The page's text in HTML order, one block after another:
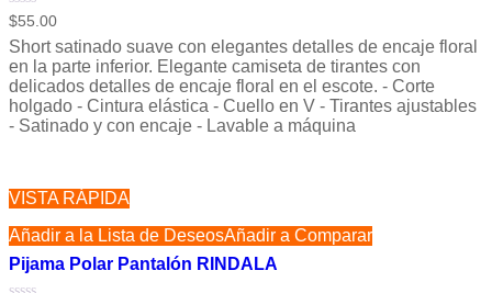
Valorado
0
de
5
$55.00
Short satinado suave con elegantes detalles de encaje floral
en la parte inferior. Elegante camiseta de tirantes con
delicados detalles de encaje floral en el escote. - Corte
holgado - Cintura elástica - Cuello en V - Tirantes ajustables
- Satinado y con encaje - Lavable a máquina
VISTA RÁPIDA
Añadir a la Lista de DeseosAñadir a Comparar
Pijama Polar Pantalón RINDALA